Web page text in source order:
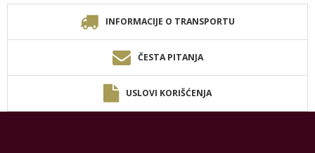
INFORMACIJE O TRANSPORTU
ČESTA PITANJA
USLOVI KORIŠĆENJA